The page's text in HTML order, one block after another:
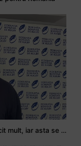
Stejarul Logan Weidner: Echipa a muncit mult, iar asta se va vedea în meciurile de la Nations Cup